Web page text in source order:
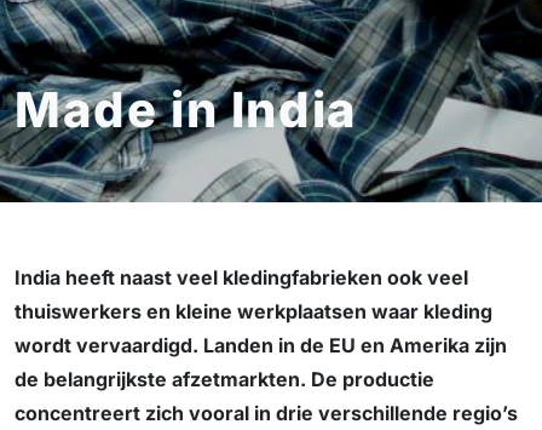
Made in India
India heeft naast veel kledingfabrieken ook veel
thuiswerkers en kleine werkplaatsen waar kleding
wordt vervaardigd. Landen in de EU en Amerika zijn
de belangrijkste afzetmarkten. De productie
concentreert zich vooral in drie verschillende regio’s